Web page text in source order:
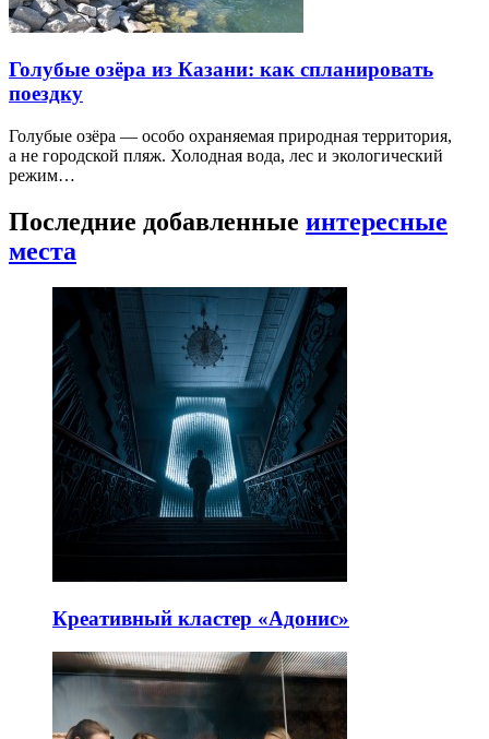
Голубые озёра из Казани: как спланировать
поездку
Голубые озёра — особо охраняемая природная территория,
а не городской пляж. Холодная вода, лес и экологический
режим…
Последние добавленные интересные
места
Креативный кластер «Адонис»